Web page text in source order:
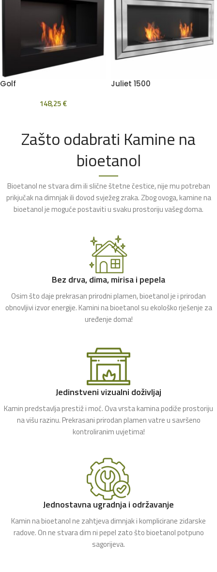
Golf
148,25€
Juliet 1500
Zašto odabrati Kamine na
bioetanol
Bioetanol ne stvara dim ili slične štetne čestice, nije mu potreban
prikjučak na dimnjak ili dovod svježeg zraka. Zbog ovoga, kamine na
bioetanol je moguće postaviti u svaku prostoriju vašeg doma.
Bez drva, dima, mirisa i pepela
Osim što daje prekrasan prirodni plamen, bioetanol je i prirodan
obnovljivi izvor energije. Kamini na bioetanol su ekološko rješenje za
uređenje doma!
Jedinstveni vizualni doživljaj
Kamin predstavlja prestiž i moć. Ova vrsta kamina podiže prostoriju
na višu razinu. Prekrasani prirodan plamen vatre u savršeno
kontroliranim uvjetima!
Jednostavna ugradnja i održavanje
Kamin na bioetanol ne zahtjeva dimnjak i komplicirane zidarske
radove. On ne stvara dim ni pepel zato što bioetanol potpuno
sagorijeva.